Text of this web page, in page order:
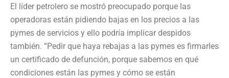
El líder petrolero se mostró preocupado porque las
operadoras están pidiendo bajas en los precios a las
pymes de servicios y ello podría implicar despidos
también. “Pedir que haya rebajas a las pymes es firmarles
un certificado de defunción, porque sabemos en qué
condiciones están las pymes y cómo se están